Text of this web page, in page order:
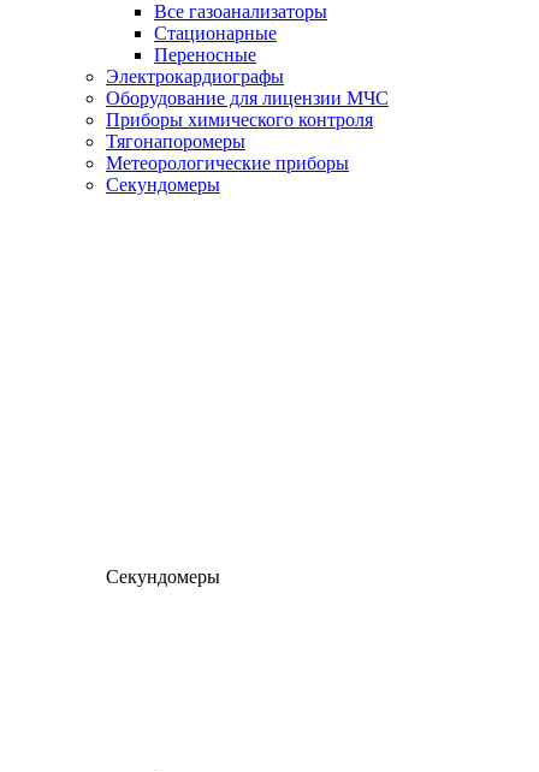
Все газоанализаторы
Cтационарные
Переносные
Электрокардиографы
Оборудование для лицензии МЧС
Приборы химического контроля
Тягонапоромеры
Метеорологические приборы
Секундомеры
Секундомеры